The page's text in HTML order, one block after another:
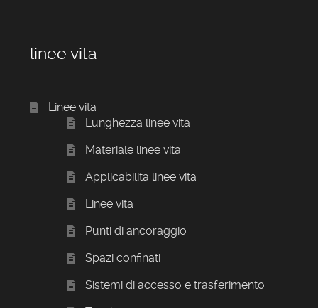
linee vita
Linee vita
Lunghezza linee vita
Materiale linee vita
Applicabilita linee vita
Linee vita
Punti di ancoraggio
Spazi confinati
Sistemi di accesso e trasferimento